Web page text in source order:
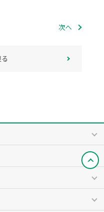
次へ